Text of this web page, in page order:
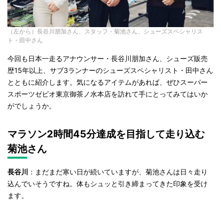
（左から）長谷川朋加さん、スタッフ・菊池さん、シューズスペシャリス
ト・田中さん
今回も日本一走るアナウンサー・長谷川朋加さん、シューズ販売
歴15年以上、サブ3ランナーのシューズスペシャリスト・田中さん
とともに紹介します。気になるアイテムがあれば、ぜひスーパー
スポーツゼビオ東京御茶ノ水本店を訪れて手にとってみてはいか
がでしょうか。
マラソン2時間45分達成を目指して走り込む
菊池さん
長谷川
：まだまだ寒い日が続いていますが、菊池さんは日々走り
込んでいそうですね。体もシュッと引き締まってきた印象を受け
ます。